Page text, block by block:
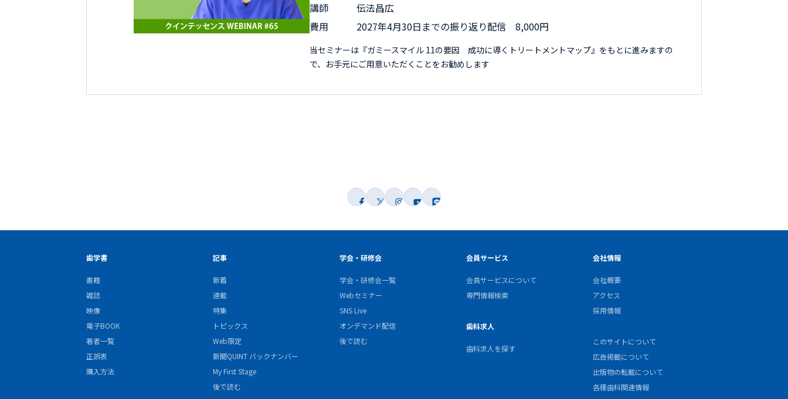
講師
伝法昌広
費用
2027年4月30日までの振り返り配信 8,000円
当セミナーは『ガミースマイル 11の要因 成功に導くトリートメントマップ』をもとに進みますの
で、お手元にご用意いただくことをお勧めします
歯学書
書籍
雑誌
映像
電子BOOK
著者一覧
正誤表
購入方法
記事
新着
連載
特集
トピックス
Web限定
新聞QUINT バックナンバー
My First Stage
後で読む
学会・研修会
学会・研修会一覧
Webセミナー
SNS Live
オンデマンド配信
後で読む
会員サービス
会員サービスについて
専門情報検索
歯科求人
歯科求人を探す
会社情報
会社概要
アクセス
採用情報
このサイトについて
広告掲載について
出版物の転載について
各種歯科関連情報